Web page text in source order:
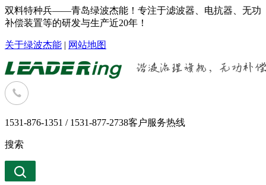
双料特种兵——青岛绿波杰能！专注于滤波器、电抗器、无功
补偿装置等的研发与生产近20年！
关于绿波杰能 | 网站地图
1531-876-1351 / 1531-877-2738客户服务热线
搜索